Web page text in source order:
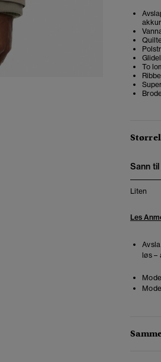
To
Sann
Liten
Les
løs –